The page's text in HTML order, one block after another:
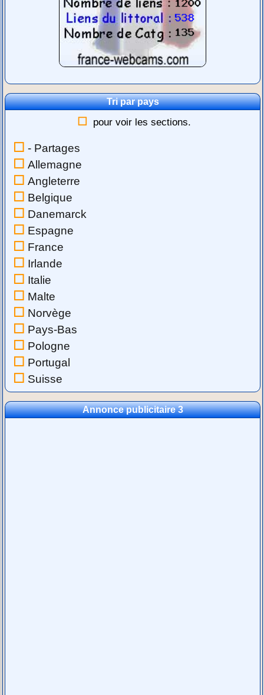
Tri par pays
pour voir les sections.
- Partages
Allemagne
Angleterre
Belgique
Danemarck
Espagne
France
Irlande
Italie
Malte
Norvège
Pays-Bas
Pologne
Portugal
Suisse
Annonce publicitaire 3